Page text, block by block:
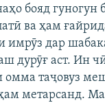
бояд гуногун
ва ҳам
имрӯз дар
дурӯғ аст. Ин
омма таҷовуз
метарсанд.